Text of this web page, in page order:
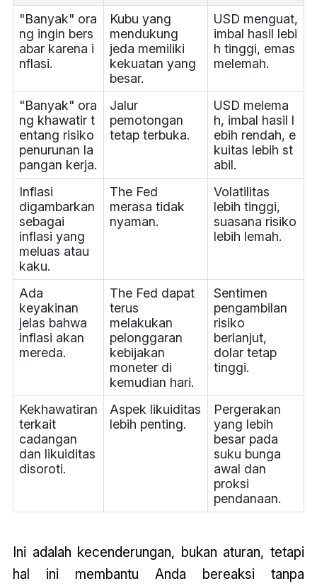
"Banyak" ora
ng ingin bers
abar karena i
nflasi.
Kubu yang
mendukung
jeda memiliki
kekuatan yang
besar.
USD menguat,
imbal hasil lebi
h tinggi, emas
melemah.
"Banyak" ora
ng khawatir t
entang risiko
penurunan la
pangan kerja.
Jalur
pemotongan
tetap terbuka.
USD melema
h, imbal hasil l
ebih rendah, e
kuitas lebih st
abil.
Inflasi
digambarkan
sebagai
inflasi yang
meluas atau
kaku.
The Fed
merasa tidak
nyaman.
Volatilitas
lebih tinggi,
suasana risiko
lebih lemah.
Ada
keyakinan
jelas bahwa
inflasi akan
mereda.
The Fed dapat
terus
melakukan
pelonggaran
kebijakan
moneter di
kemudian hari.
Sentimen
pengambilan
risiko
berlanjut,
dolar tetap
tinggi.
Kekhawatiran
terkait
cadangan
dan likuiditas
disoroti.
Aspek likuiditas
lebih penting.
Pergerakan
yang lebih
besar pada
suku bunga
awal dan
proksi
pendanaan.
Ini adalah kecenderungan, bukan aturan, tetapi
hal ini membantu Anda bereaksi tanpa